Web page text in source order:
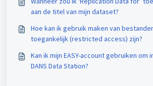
aan de titel van mijn dataset?
Hoe kan ik gebruik maken van
toegankelijk (restricted access) zijn?
Kan ik mijn EASY-account gebruiken om
DANS Data Station?